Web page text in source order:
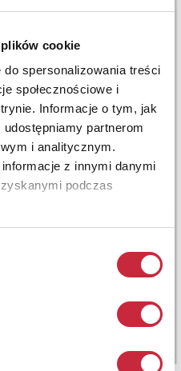
cookie
spersonalizowania treści
społecznościowe i
Informacje o tym, jak
partnerom
i analitycznym.
z innymi danymi
podczas